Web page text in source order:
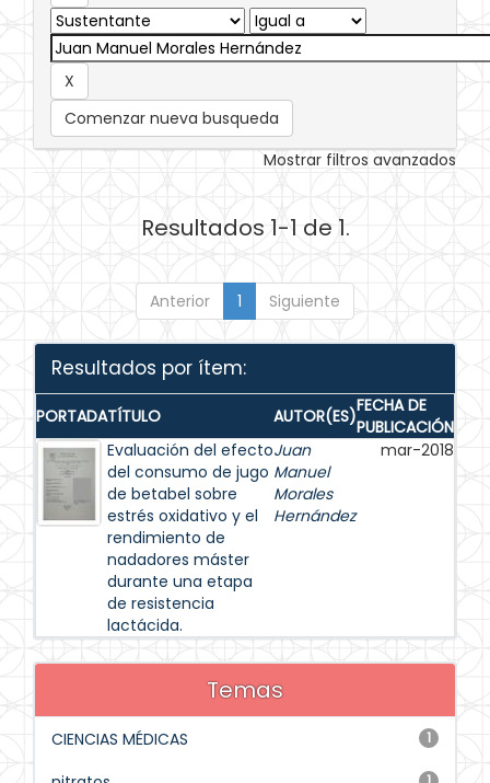
Comenzar nueva busqueda
Mostrar filtros avanzados
Resultados 1-1 de 1.
Anterior 1 Siguiente
Resultados por ítem:
PORTADATÍTULO AUTOR(ES)FECHA DE
PUBLICACIÓN
Evaluación del efecto
del consumo de jugo
de betabel sobre
estrés oxidativo y el
rendimiento de
nadadores máster
durante una etapa
de resistencia
lactácida.
Juan
Manuel
Morales
Hernández
mar-2018
Temas
1
CIENCIAS MÉDICAS